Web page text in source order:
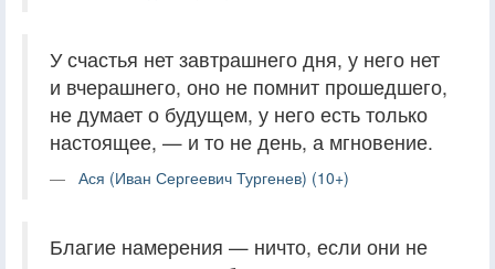
У счастья нет завтрашнего дня, у него нет
и вчерашнего, оно не помнит прошедшего,
не думает о будущем, у него есть только
настоящее, — и то не день, а мгновение.
Ася (Иван Сергеевич Тургенев) (10+)
Благие намерения — ничто, если они не